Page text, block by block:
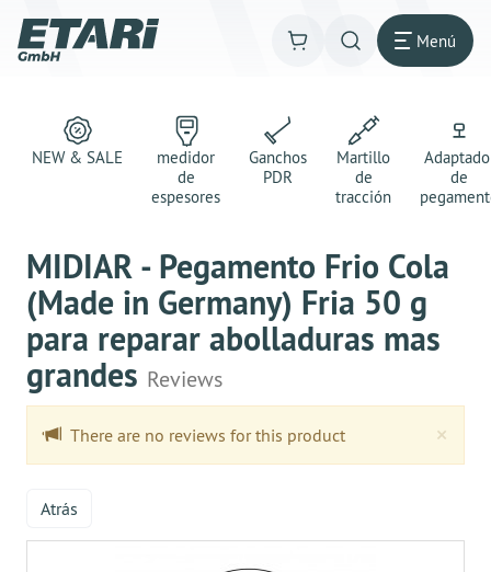
Menú
NEW & SALE
medidor
de
espesores
Ganchos
PDR
Martillo
de
tracción
de
MIDIAR - Pegamento Frio Cola
(Made in Germany) Fria 50 g
para reparar abolladuras mas
grandes Reviews
×
There are no reviews for this product
Atrás